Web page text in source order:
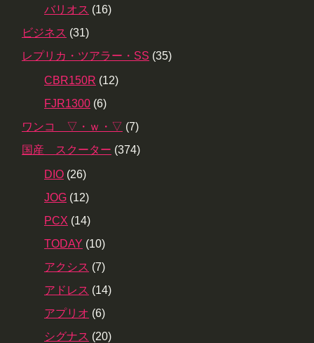
バリオス (16)
ビジネス (31)
レプリカ・ツアラー・SS (35)
CBR150R (12)
FJR1300 (6)
ワンコ ▽・ｗ・▽ (7)
国産 スクーター (374)
DIO (26)
JOG (12)
PCX (14)
TODAY (10)
アクシス (7)
アドレス (14)
アプリオ (6)
シグナス (20)